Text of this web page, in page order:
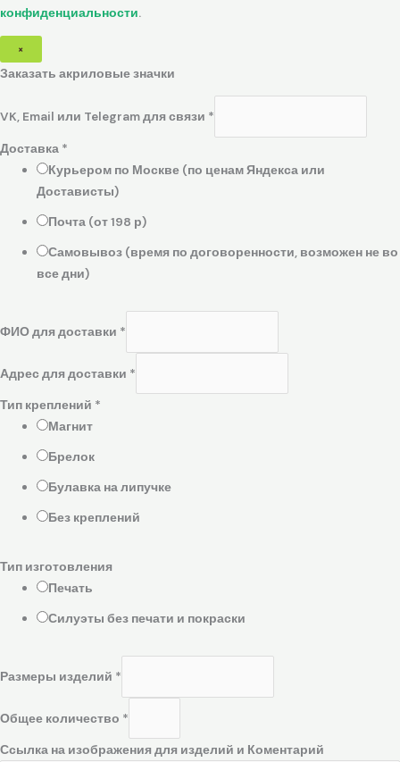
конфиденциальности.
×
Заказать акриловые значки
VK, Email или Telegram для связи *
Доставка *
Курьером по Москве (по ценам Яндекса или
Достависты)
Почта (от 198 р)
Самовывоз (время по договоренности, возможен не во
все дни)
ФИО для доставки *
Адрес для доставки *
Тип креплений *
Магнит
Брелок
Булавка на липучке
Без креплений
Тип изготовления
Печать
Силуэты без печати и покраски
Размеры изделий *
Общее количество *
Ссылка на изображения для изделий и Коментарий